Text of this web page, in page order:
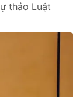
thảo Luật